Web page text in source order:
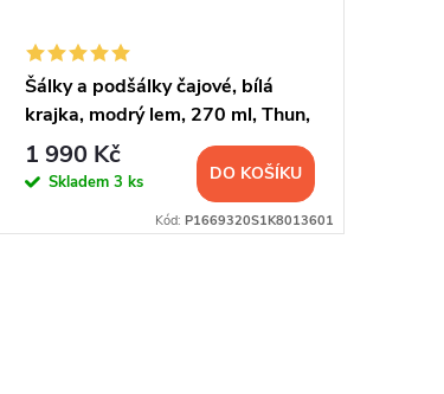
Šálky a podšálky čajové, bílá
krajka, modrý lem, 270 ml, Thun,
6 ks
1 990 Kč
Skladem 3 ks DO KOŠÍKU
Kód: P1669320S1K8013601